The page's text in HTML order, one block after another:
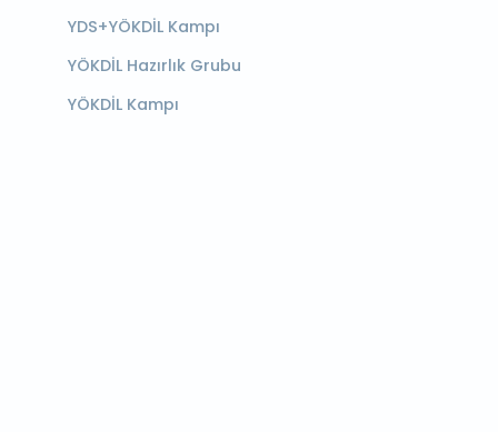
YDS+YÖKDİL Kampı
YÖKDİL Hazırlık Grubu
YÖKDİL Kampı